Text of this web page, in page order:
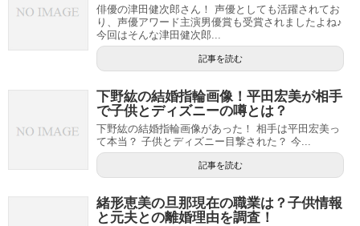
俳優の津田健次郎さん！ 声優としても活躍されてお
り、声優アワード主演男優賞も受賞されましたよね♪
今回はそんな津田健次郎...
記事を読む
下野紘の結婚指輪画像！平田宏美が相手
で子供とディズニーの噂とは？
下野紘の結婚指輪画像があった！ 相手は平田宏美っ
て本当？ 子供とディズニー目撃された？ 今...
記事を読む
緒形恵美の旦那現在の職業は？子供情報
と元夫との離婚理由を調査！